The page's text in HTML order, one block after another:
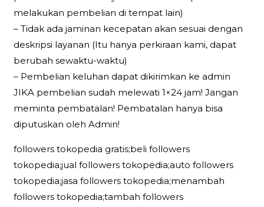
melakukan pembelian di tempat lain)
– Tidak ada jaminan kecepatan akan sesuai dengan
deskripsi layanan (Itu hanya perkiraan kami, dapat
berubah sewaktu-waktu)
– Pembelian keluhan dapat dikirimkan ke admin
JIKA pembelian sudah melewati 1×24 jam! Jangan
meminta pembatalan! Pembatalan hanya bisa
diputuskan oleh Admin!
followers tokopedia gratis;beli followers
tokopedia;jual followers tokopedia;auto followers
tokopedia;jasa followers tokopedia;menambah
followers tokopedia;tambah followers